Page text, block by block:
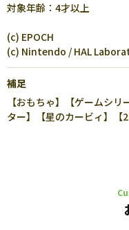
対象年齢：4才以上
(c) EPOCH
(c) Nintendo / HAL
補足
【おもちゃ】【ゲームシ
ター】【星のカービィ】【